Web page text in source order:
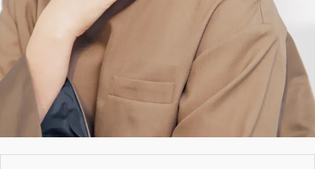
2026年9月号
最新号試し読み
定期購読
デジタル版